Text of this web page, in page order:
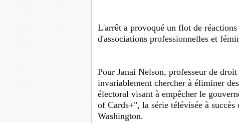
L'arrêt a provoqué un flot de
d'associations professionnelles et
Pour Janai Nelson, professeur de
invariablement chercher à éliminer
électoral visant à empêcher le
of Cards+", la série télévisée à
Washington.